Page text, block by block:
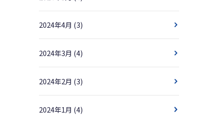
2024年4月 (3)
2024年3月 (4)
2024年2月 (3)
2024年1月 (4)